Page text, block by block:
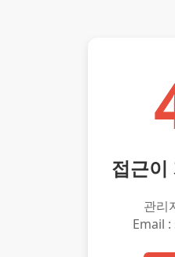
접근이
관리
Email